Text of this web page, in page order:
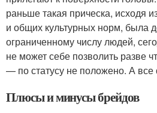
раньше такая прическа, исходя
и общих культурных норм, была
ограниченному числу людей,
не может себе позволить разве
— по статусу не положено. А
Плюсы и минусы брейдов